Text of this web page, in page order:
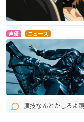
声優 ニュース
演技なんとかしろよ